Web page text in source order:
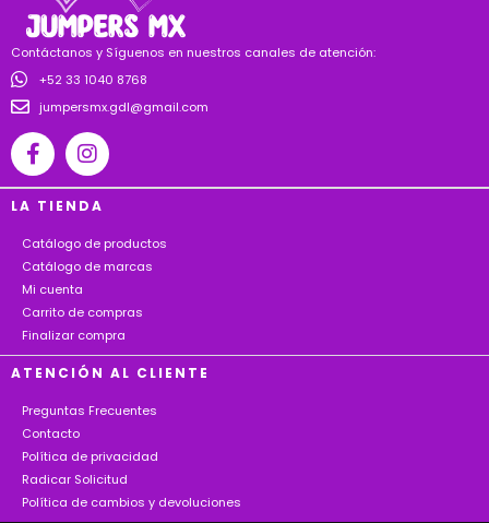
Contáctanos y Síguenos en nuestros canales de atención:
+52 33 1040 8768
jumpersmx.gdl@gmail.com
LA TIENDA
Catálogo de productos
Catálogo de marcas
Mi cuenta
Carrito de compras
Finalizar compra
ATENCIÓN AL CLIENTE
Preguntas Frecuentes
Contacto
Política de privacidad
Radicar Solicitud
Política de cambios y devoluciones